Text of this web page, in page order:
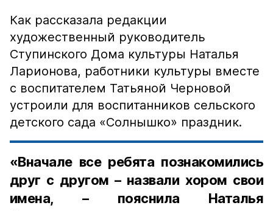
Как рассказала редакции
художественный руководитель
Ступинского Дома культуры Наталья
Ларионова, работники культуры вместе
с воспитателем Татьяной Черновой
устроили для воспитанников сельского
детского сада «Солнышко» праздник.
«Вначале все ребята познакомились
друг с другом – назвали хором свои
имена, – пояснила Наталья